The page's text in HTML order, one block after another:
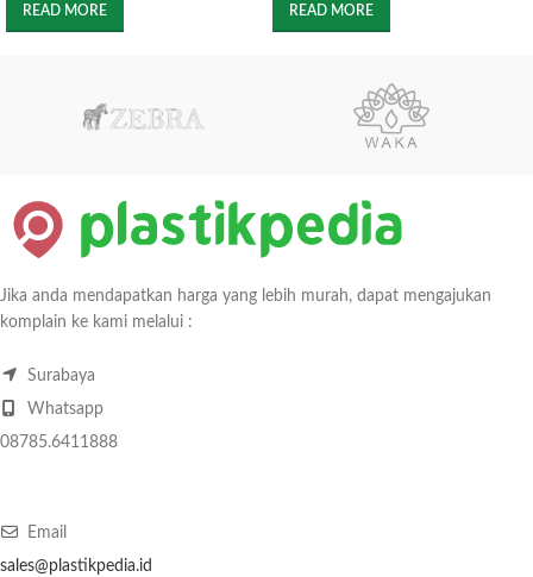
READ MORE READ MORE
Jika anda mendapatkan harga yang lebih murah, dapat mengajukan
komplain ke kami melalui :
Surabaya
Whatsapp
08785.6411888
Email
sales@plastikpedia.id